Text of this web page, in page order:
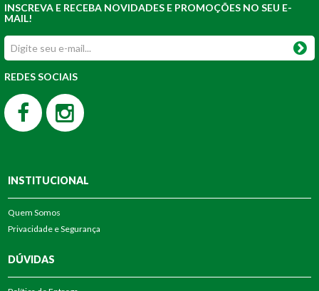
INSCREVA E RECEBA NOVIDADES E PROMOÇÕES NO SEU E-
MAIL!
REDES SOCIAIS
INSTITUCIONAL
Quem Somos
Privacidade e Segurança
DÚVIDAS